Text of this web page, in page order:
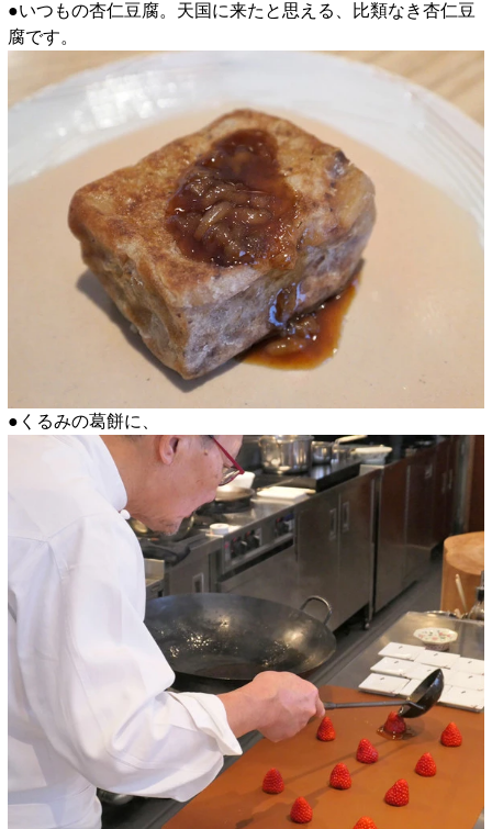
●いつもの杏仁豆腐。天国に来たと思える、比類なき杏仁豆
腐です。
●くるみの葛餅に、